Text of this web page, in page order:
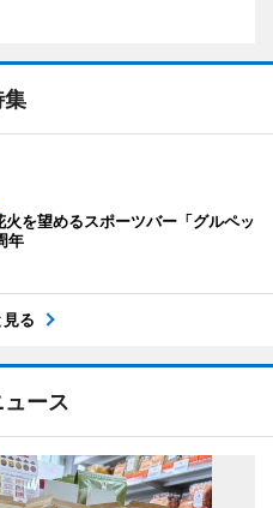
集
火を望めるスポーツバー「グルペッ
年
見る
ース